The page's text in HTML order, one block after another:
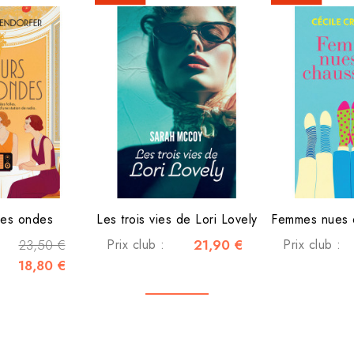
ondes
23,50 €
18,80 €
Les trois vies de Lori Lovely
Prix club :
21,90 € Prix club :